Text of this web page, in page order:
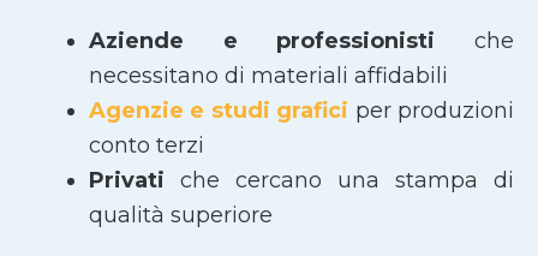
Aziende e professionisti che
necessitano di materiali affidabili
Agenzie e studi grafici per produzioni
conto terzi
Privati che cercano una stampa di
qualità superiore